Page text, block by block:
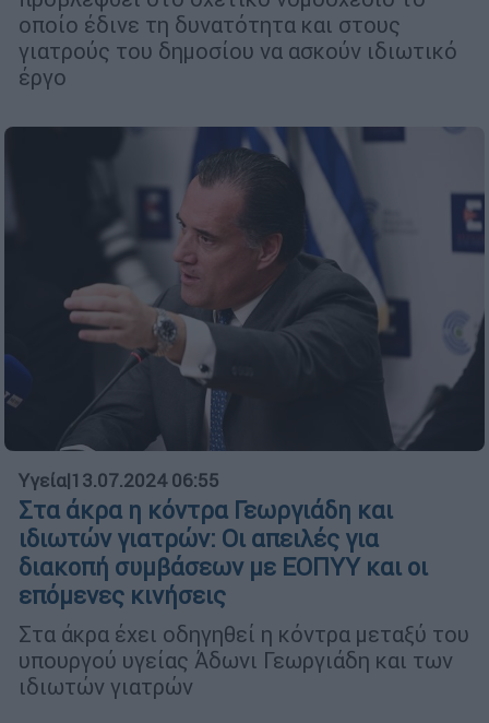
οποίο έδινε τη δυνατότητα και στους
γιατρούς του δημοσίου να ασκούν ιδιωτικό
έργο
Υγεία|13.07.2024 06:55
Στα άκρα η κόντρα Γεωργιάδη και
ιδιωτών γιατρών: Οι απειλές για
διακοπή συμβάσεων με ΕΟΠΥΥ και οι
επόμενες κινήσεις
Στα άκρα έχει οδηγηθεί η κόντρα μεταξύ του
υπουργού υγείας Άδωνι Γεωργιάδη και των
ιδιωτών γιατρών